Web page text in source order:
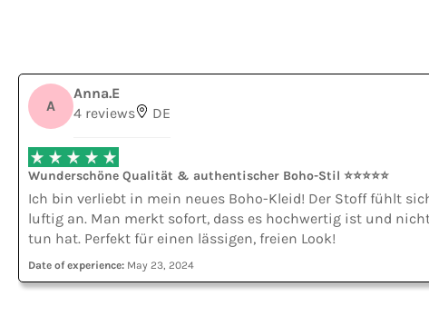
A
Anna.E
4 reviews
DE
Wunderschöne Qualität & authentischer Boho-Stil ⭐⭐⭐⭐⭐
Ich bin verliebt in mein neues Boho-Kleid! Der Stoff fühlt
luftig an. Man merkt sofort, dass es hochwertig ist und
tun hat. Perfekt für einen lässigen, freien Look!
Date of experience: May 23, 2024